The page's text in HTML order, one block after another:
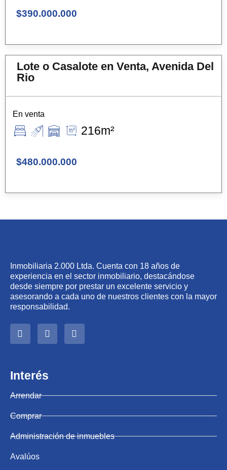
$390.000.000
Lote o Casalote en Venta, Avenida Del
Rio
En venta
216m²
$480.000.000
Inmobiliaria 2.000 Ltda. Cuenta con 18 años de
experiencia en el sector inmobiliario, destacándose
desde siempre por prestar un excelente servicio y
asesorando a cada uno de nuestros clientes con la mayor
responsabilidad.
Interés
Arrendar
Comprar
Administración de inmuebles
Avalúos